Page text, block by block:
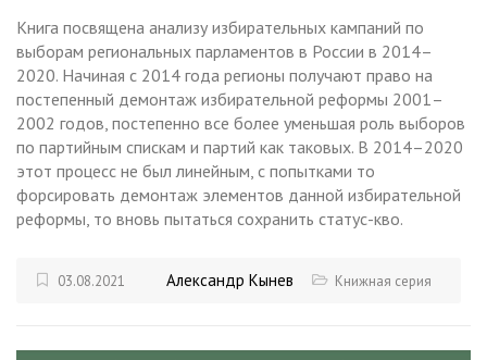
Книга посвящена анализу избирательных кампаний по
выборам региональных парламентов в России в 2014–
2020. Начиная с 2014 года регионы получают право на
постепенный демонтаж избирательной реформы 2001–
2002 годов, постепенно все более уменьшая роль выборов
по партийным спискам и партий как таковых. В 2014–2020
этот процесс не был линейным, с попытками то
форсировать демонтаж элементов данной избирательной
реформы, то вновь пытаться сохранить статус-кво.
03.08.2021 Александр Кынев Книжная серия